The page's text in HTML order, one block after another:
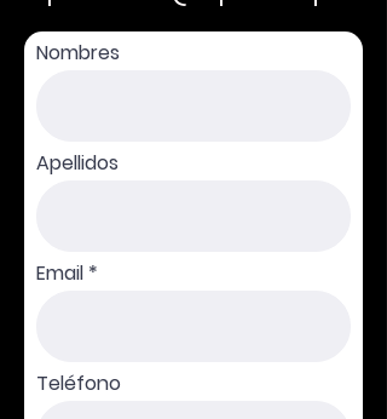
Nombres
Apellidos
Email
Teléfono